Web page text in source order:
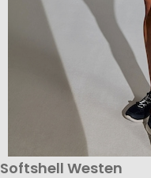
Softshell Westen